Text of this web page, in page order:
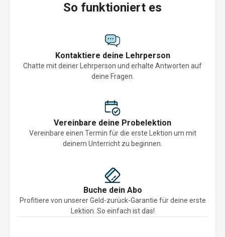
So funktioniert es
Kontaktiere deine Lehrperson
Chatte mit deiner Lehrperson und erhalte Antworten auf
deine Fragen.
Vereinbare deine Probelektion
Vereinbare einen Termin für die erste Lektion um mit
deinem Unterricht zu beginnen.
Buche dein Abo
Profitiere von unserer Geld-zurück-Garantie für deine erste
Lektion. So einfach ist das!